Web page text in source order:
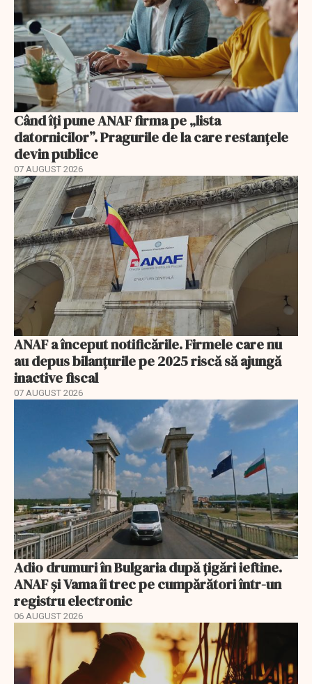
Când îți pune ANAF firma pe „lista
datornicilor”. Pragurile de la care restanțele
devin publice
07 AUGUST 2026
ANAF a început notificările. Firmele care nu
au depus bilanțurile pe 2025 riscă să ajungă
inactive fiscal
07 AUGUST 2026
Adio drumuri în Bulgaria după țigări ieftine.
ANAF și Vama îi trec pe cumpărători într-un
registru electronic
06 AUGUST 2026